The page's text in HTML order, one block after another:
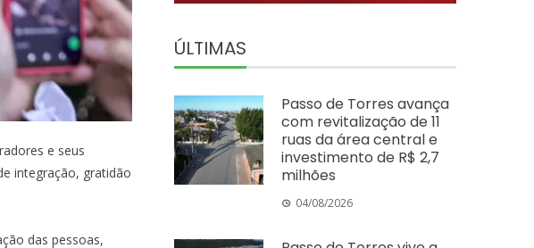
e seus
integração, gratidão
das pessoas,
ÚLTIMAS
Passo de Torres avança
com revitalização de 11
ruas da área central e
investimento de R$ 2,7
milhões
04/08/2026